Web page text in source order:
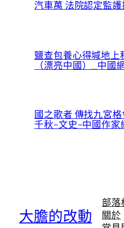
汽車萬 法院認定監
鹽查包養心得堿地上
（漂亮中國）_中國
國之歌者 傳找九宮
千秋–文史–中國作家
大膽的改動
部落
關於